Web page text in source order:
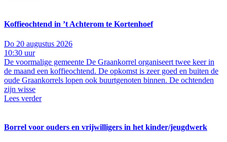
Koffieochtend in ’t Achterom te Kortenhoef
Do 20 augustus 2026
10:30 uur
De voormalige gemeente De Graankorrel organiseert twee keer in
de maand een koffieochtend. De opkomst is zeer goed en buiten de
oude Graankorrels lopen ook buurtgenoten binnen. De ochtenden
zijn wisse
Lees verder
Borrel voor ouders en vrijwilligers in het kinder/jeugdwerk